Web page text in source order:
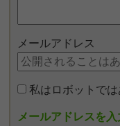
メールアドレス
私はロボットで
メールアドレスを